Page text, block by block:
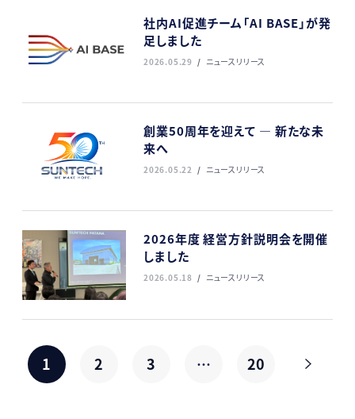
社内AI促進チーム「AI BASE」が発
足しました
2026.05.29 ニュースリリース
創業50周年を迎えて ― 新たな未
来へ
2026.05.22 ニュースリリース
2026年度 経営方針説明会を開催
しました
2026.05.18 ニュースリリース
1 2 3 … 20